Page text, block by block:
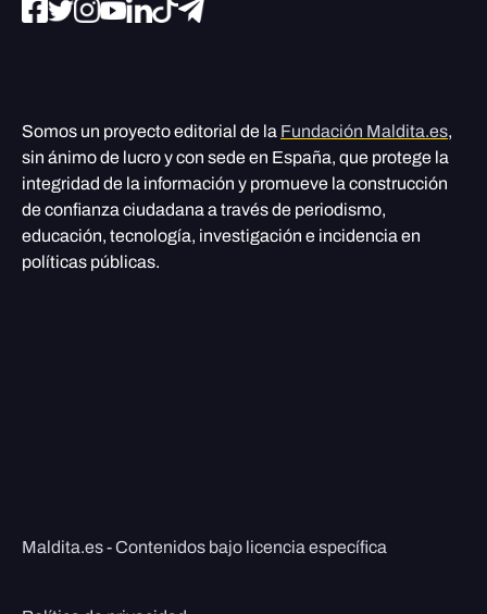
Somos un proyecto editorial de la Fundación Maldita.es,
sin ánimo de lucro y con sede en España, que protege la
integridad de la información y promueve la construcción
de confianza ciudadana a través de periodismo,
educación, tecnología, investigación e incidencia en
políticas públicas.
Maldita.es - Contenidos bajo licencia específica